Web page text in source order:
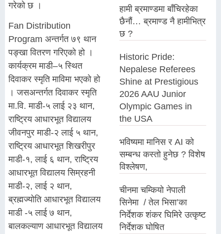
गरेको छ ।
Fan Distribution
Program अन्तर्गत ७९ थान
पङ्खा वितरण गरिएको हो ।
कार्यक्रम माडी–५ स्थित
दिवाकर स्मृति माविमा भएको हो
। जसअन्तर्गत दिवाकर स्मृति
मा.वि. माडी-५ लाई २३ थान,
राष्ट्रिय आधारभूत विद्यालय
जीवनपुर माडी-२ लाई ५ थान,
राष्ट्रिय आधारभूत शिखरीपुर
माडी-१, लाई ६ थान, राष्ट्रिय
आधारभूत विद्यालय सिम्रहनी
माडी-२, लाई २ थान,
ब्रह्मज्योति आधारभूत विद्यालय
माडी -५ लाई ७ थान,
बालकल्याण आधारभूत विद्यालय
हामी ब्रमाण्डमा बाँचिरहेका
छैनौं… ब्रमाण्ड नै हामीभित्र
छ ?
Historic Pride:
Nepalese Referees
Shine at Prestigious
2026 AAU Junior
Olympic Games in
the USA
भविष्यमा मानिस र AI को
सम्बन्ध कस्तो हुनेछ ? विशेष
विश्लेषण,
चीनमा चम्कियो नेपाली
सिनेमा / तेल भिसा’का
निर्देशक शंकर घिमिरे उत्कृष्ट
निर्देशक घोषित